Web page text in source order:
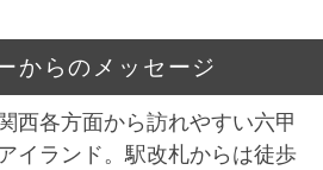
からのメッセージ
関西各方面から訪れやすい六甲
イランド。駅改札からは徒歩